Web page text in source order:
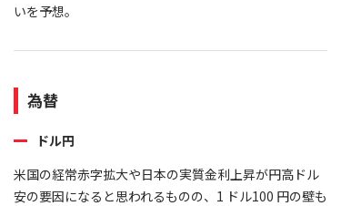
いを予想。
為替
ドル円
米国の経常赤字拡大や日本の実質金利上昇が円高ドル
安の要因になると思われるものの、1 ドル100 円の壁も